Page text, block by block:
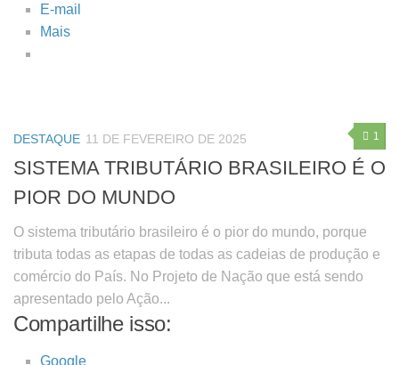
E-mail
Mais
1
DESTAQUE 11 DE FEVEREIRO DE 2025
SISTEMA TRIBUTÁRIO BRASILEIRO É O
PIOR DO MUNDO
O sistema tributário brasileiro é o pior do mundo, porque
tributa todas as etapas de todas as cadeias de produção e
comércio do País. No Projeto de Nação que está sendo
apresentado pelo Ação...
Compartilhe isso:
Google